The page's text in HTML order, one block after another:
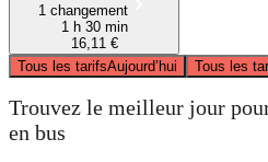
1 changement
1 h 30 min
16,11 €
Tous les tarifsAujourd’hui Tous les
Trouvez le meilleur jour
en bus